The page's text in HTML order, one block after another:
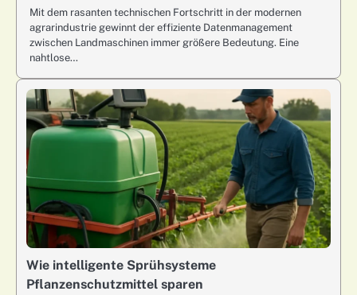
Mit dem rasanten technischen Fortschritt in der modernen
agrarindustrie gewinnt der effiziente Datenmanagement
zwischen Landmaschinen immer größere Bedeutung. Eine
nahtlose…
Wie intelligente Sprühsysteme
Pflanzenschutzmittel sparen